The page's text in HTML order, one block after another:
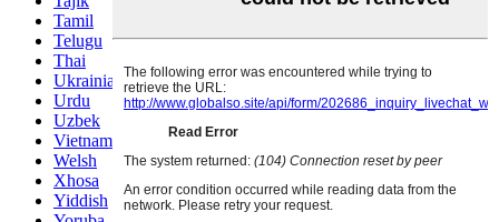
Tamil
Telugu
Thai
Ukrainian
Urdu
Uzbek
Vietnamese
Welsh
Xhosa
Yiddish